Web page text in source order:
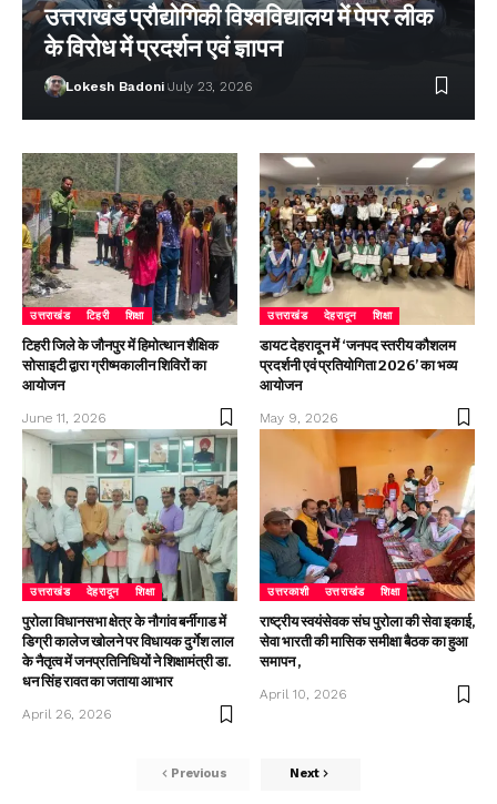
उत्तराखंड प्रौद्योगिकी विश्वविद्यालय में पेपर लीक
के विरोध में प्रदर्शन एवं ज्ञापन
Lokesh Badoni July 23, 2026
उत्तराखंड टिहरी शिक्षा
टिहरी जिले के जौनपुर में हिमोत्थान शैक्षिक
सोसाइटी द्वारा ग्रीष्मकालीन शिविरों का
आयोजन
June 11, 2026
उत्तराखंड देहरादून शिक्षा
डायट देहरादून में ‘जनपद स्तरीय कौशलम
प्रदर्शनी एवं प्रतियोगिता 2026’ का भव्य
आयोजन
May 9, 2026
उत्तराखंड देहरादून शिक्षा
पुरोला विधानसभा क्षेत्र के नौगांव बर्नीगाड में
डिग्री कालेज खोलने पर विधायक दुर्गेश लाल
के नैतृत्व में जनप्रतिनिधियों ने शिक्षामंत्री डा.
धन सिंह रावत का जताया आभार
April 26, 2026
उत्तरकाशी उत्तराखंड शिक्षा
राष्ट्रीय स्वयंसेवक संघ पुरोला की सेवा इकाई,
सेवा भारती की मासिक समीक्षा बैठक का हुआ
समापन ,
April 10, 2026
Previous Next